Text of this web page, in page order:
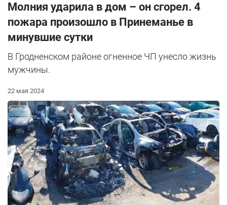
Молния ударила в дом – он сгорел. 4
пожара произошло в Принеманье в
минувшие сутки
В Гродненском районе огненное ЧП унесло жизнь
мужчины.
22 мая 2024